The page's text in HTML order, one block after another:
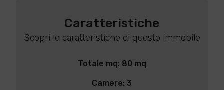
Caratteristiche
Scopri le caratteristiche di questo immobile
Totale mq: 80 mq
Camere: 3